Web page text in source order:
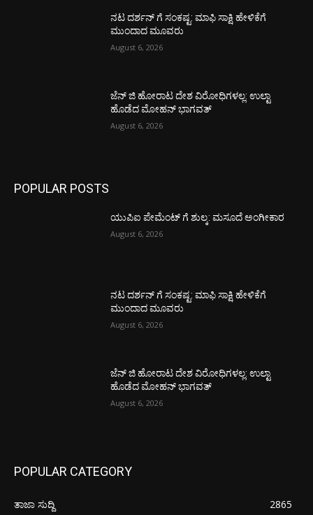
ನಟ ದರ್ಶನ್ ಗೆ ಸಂಕಷ್ಟ: ಮಾಫಿ ಸಾಕ್ಷಿ ಹೇಳಿಕೆಗೆ
ಮುಂದಾದ ಮೂವರು
August 6, 2026
ಜೆನ್ ಜಿ ಹೋರಾಟ ದೇಶ ವಿರೋಧಿಗಳಲ್ಲ: ಉಲ್ಟಾ
ಹೊಡೆದ ಮೋಹನ್ ಭಾಗವತ್
August 6, 2026
POPULAR POSTS
ಯುಪಿಐ ಪೇಮೆಂಟ್ ಗೆ ಶುಲ್ಕ: ಮಸೂದೆ ಅಂಗೀಕಾರ
August 6, 2026
ನಟ ದರ್ಶನ್ ಗೆ ಸಂಕಷ್ಟ: ಮಾಫಿ ಸಾಕ್ಷಿ ಹೇಳಿಕೆಗೆ
ಮುಂದಾದ ಮೂವರು
August 6, 2026
ಜೆನ್ ಜಿ ಹೋರಾಟ ದೇಶ ವಿರೋಧಿಗಳಲ್ಲ: ಉಲ್ಟಾ
ಹೊಡೆದ ಮೋಹನ್ ಭಾಗವತ್
August 6, 2026
POPULAR CATEGORY
ತಾಜಾ ಸುದ್ದಿ
2865